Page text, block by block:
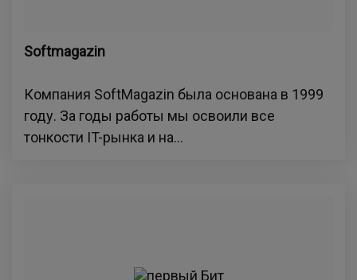
Softmagazin
Компания SoftMagazin была основана в 1999
году. За годы работы мы освоили все
тонкости IT-рынка и на...